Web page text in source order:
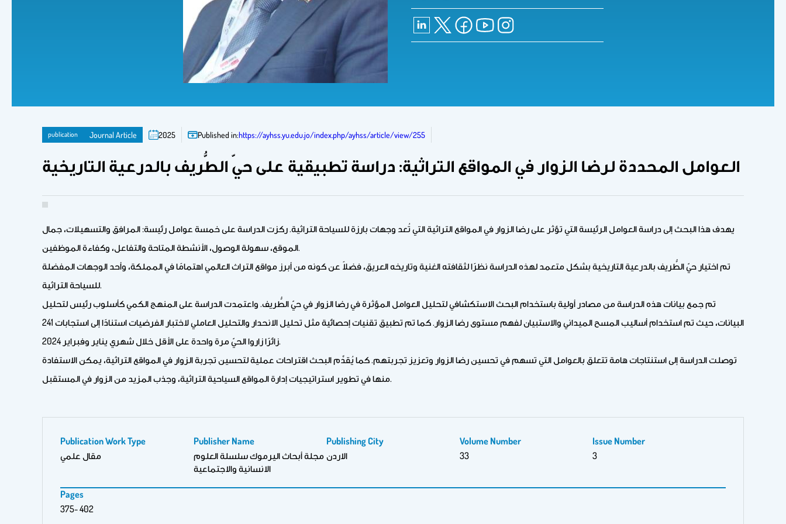
publication Journal Article 2025 Published in:https://ayhss.yu.edu.jo/index.php/ayhss/article/view/255
العوامل المحددة لرضا الزوار في المواقع التراثية: دراسة تطبيقية على حيّ الطُّريف بالدرعية التاريخية
يهدف هذا البحث إلى دراسة العوامل الرئيسة التي تؤثر على رضا الزوار في المواقع التراثية التي تُعد وجهات بارزة للسياحة التراثية. ركزت الدراسة على خمسة عوامل رئيسة: المرافق والتسهيلات، جمال
الموقع، سهولة الوصول، الأنشطة المتاحة والتفاعل، وكفاءة الموظفين.
تم اختيار حيّ الطُّريف بالدرعية التاريخية بشكل متعمد لهذه الدراسة نظرًا لثقافته الغنية وتاريخه العريق، فضلاً عن كونه من أبرز مواقع التراث العالمي اهتمامًا في المملكة، وأحد الوجهات المفضلة
للسياحة التراثية.
تم جمع بيانات هذه الدراسة من مصادر أولية باستخدام البحث الاستكشافي لتحليل العوامل المؤثرة في رضا الزوار في حيّ الطُّريف. واعتمدت الدراسة على المنهج الكمي كأسلوب رئيس لتحليل
البيانات، حيث تم استخدام أساليب المسح الميداني والاستبيان لفهم مستوى رضا الزوار. كما تم تطبيق تقنيات إحصائية مثل تحليل الانحدار والتحليل العاملي لاختبار الفرضيات استنادًا إلى استجابات 241
زائرًا زاروا الحيّ مرة واحدة على الأقل خلال شهري يناير وفبراير 2024.
توصلت الدراسة إلى استنتاجات هامة تتعلق بالعوامل التي تسهم في تحسين رضا الزوار وتعزيز تجربتهم. كما يُقدِّم البحث اقتراحات عملية لتحسين تجربة الزوار في المواقع التراثية، يمكن الاستفادة
منها في تطوير استراتيجيات إدارة المواقع السياحية التراثية، وجذب المزيد من الزوار في المستقبل.
Publication Work Type
مقال علمي
Publisher Name
مجلة أبحاث اليرموك سلسلة العلوم
الانسانية والاجتماعية
Publishing City
الاردن
Volume Number
33
Issue Number
3
Pages
375- 402